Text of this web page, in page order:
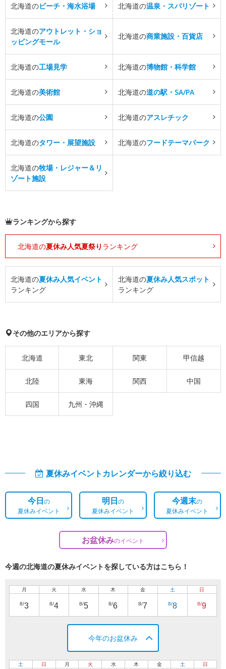
北海道のビーチ・海水浴場 北海道の温泉・スパリゾート
北海道のアウトレット・ショ
ッピングモール
北海道の商業施設・百貨店
北海道の工場見学 北海道の博物館・科学館
北海道の美術館 北海道の道の駅・SA/PA
北海道の公園 北海道のアスレチック
北海道のタワー・展望施設 北海道のフードテーマパーク
北海道の牧場・レジャー＆リ
ゾート施設
ランキングから探す
北海道の夏休み人気夏祭り ランキング
北海道の夏休み人気イベント
ランキング
北海道の夏休み人気スポット
ランキング
その他のエリアから探す
北海道 東北 関東 甲信越
北陸 東海 関西 中国
四国 九州・沖縄
夏休みイベントカレンダーから絞り込む
今日の
夏休みイベント
明日の
夏休みイベント
今週末の
夏休みイベント
お盆休みのイベント
今週の北海道の夏休みイベントを探している方はこちら！
月
8/3
火
8/4
水
8/5
木
8/6
金
8/7
土
8/8
日
8/9
今年のお盆休み
土 日 月 火 水 木 金 土 日